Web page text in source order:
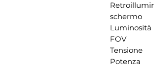
schermo
Luminosità
FOV
Tensione
Potenza